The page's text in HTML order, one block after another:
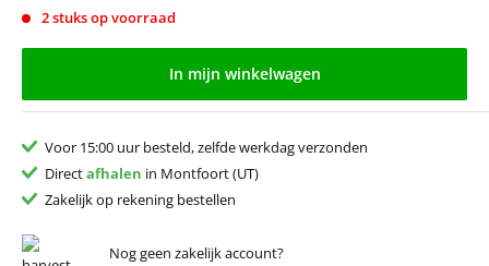
2 stuks op voorraad
In mijn winkelwagen
Voor 15:00 uur besteld, zelfde werkdag verzonden
Directafhalen in Montfoort (UT)
Zakelijk op rekening bestellen
Nog geen zakelijk account?